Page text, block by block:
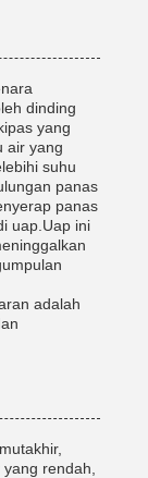
dinding
yang
air yang
suhu
panas
panas
uap.Uap ini
adalah
rendah,